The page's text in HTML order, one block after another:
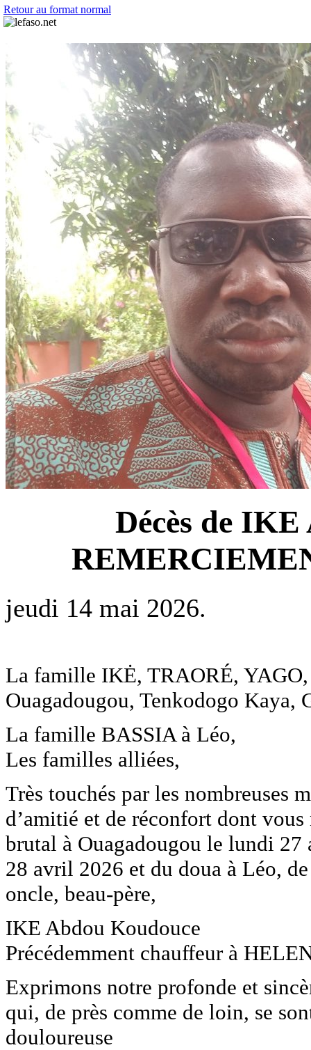
Retour au format normal
Décès de
jeudi 14 mai 2026.
La famille IKĖ, TRAORÉ,
Ouagadougou, Tenkodogo Kaya,
La famille BASSIA à Léo,
Les familles alliées,
Très touchés par les nombreuses
d’amitié et de réconfort dont
brutal à Ouagadougou le lundi
28 avril 2026 et du doua à Léo,
oncle, beau-père,
IKE Abdou Koudouce
Précédemment chauffeur à
Exprimons notre profonde et
qui, de près comme de loin, se
douloureuse